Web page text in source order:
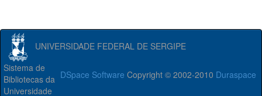
UNIVERSIDADE FEDERAL DE SERGIPE
DSpace Software Copyright © 2002-2010 Duraspace
Sistema de
Bibliotecas da
Universidade